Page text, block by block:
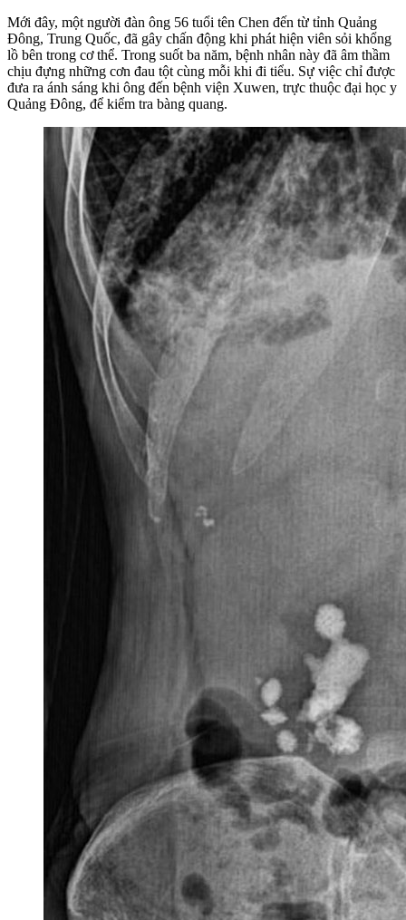
Mới đây, một người đàn ông 56 tuổi tên Chen đến từ tỉnh Quảng
Đông, Trung Quốc, đã gây chấn động khi phát hiện viên sỏi khổng
lồ bên trong cơ thể. Trong suốt ba năm, bệnh nhân này đã âm thầm
chịu đựng những cơn đau tột cùng mỗi khi đi tiểu. Sự việc chỉ được
đưa ra ánh sáng khi ông đến bệnh viện Xuwen, trực thuộc đại học y
Quảng Đông, để kiểm tra bàng quang.